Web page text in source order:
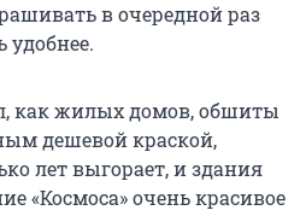
в очередной раз
удобнее.
как жилых домов, обшиты
дешевой краской,
лет выгорает, и здания
«Космоса» очень красивое